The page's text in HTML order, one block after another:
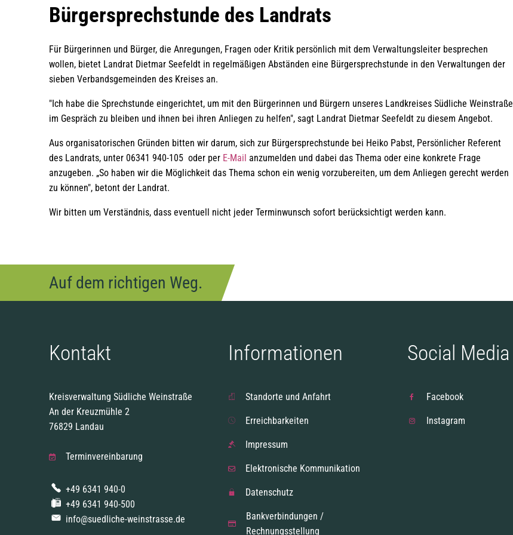
Bürgersprechstunde
Bürgersprechstunde des Landrats
Für Bürgerinnen und Bürger, die Anregungen, Fragen oder Kritik persönlich mit dem Verwaltungsleiter besprechen
wollen, bietet Landrat Dietmar Seefeldt in regelmäßigen Abständen eine Bürgersprechstunde in den Verwaltungen der
sieben Verbandsgemeinden des Kreises an.
"Ich habe die Sprechstunde eingerichtet, um mit den Bürgerinnen und Bürgern unseres Landkreises Südliche Weinstraße
im Gespräch zu bleiben und ihnen bei ihren Anliegen zu helfen", sagt Landrat Dietmar Seefeldt zu diesem Angebot.
Aus organisatorischen Gründen bitten wir darum, sich zur Bürgersprechstunde bei Heiko Pabst, Persönlicher Referent
des Landrats, unter 06341 940-105 oder per E-Mail anzumelden und dabei das Thema oder eine konkrete Frage
anzugeben. „So haben wir die Möglichkeit das Thema schon ein wenig vorzubereiten, um dem Anliegen gerecht werden
zu können", betont der Landrat.
Wir bitten um Verständnis, dass eventuell nicht jeder Terminwunsch sofort berücksichtigt werden kann.
Auf dem richtigen Weg.
Kontakt
Kreisverwaltung Südliche Weinstraße
An der Kreuzmühle 2
76829 Landau
Terminvereinbarung
+49 6341 940-0
+49 6341 940-500
info@suedliche-weinstrasse.de
Informationen
Standorte und Anfahrt
Erreichbarkeiten
Impressum
Elektronische Kommunikation
Datenschutz
Bankverbindungen /
Rechnungsstellung
Social Media
Facebook
Instagram